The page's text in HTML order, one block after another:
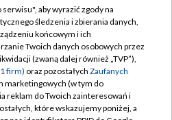
TVP
TVP
prywatności
zgody
Pomoc
aby wyrazić zgody na
śledzenia i zbierania danych,
końcowym i ich
Twoich danych osobowych przez
(zwaną dalej również „TVP”),
firm) oraz pozostałych Zaufanych
marketingowych (w tym do
reklam do Twoich zainteresowań i
które wskazujemy poniżej, a